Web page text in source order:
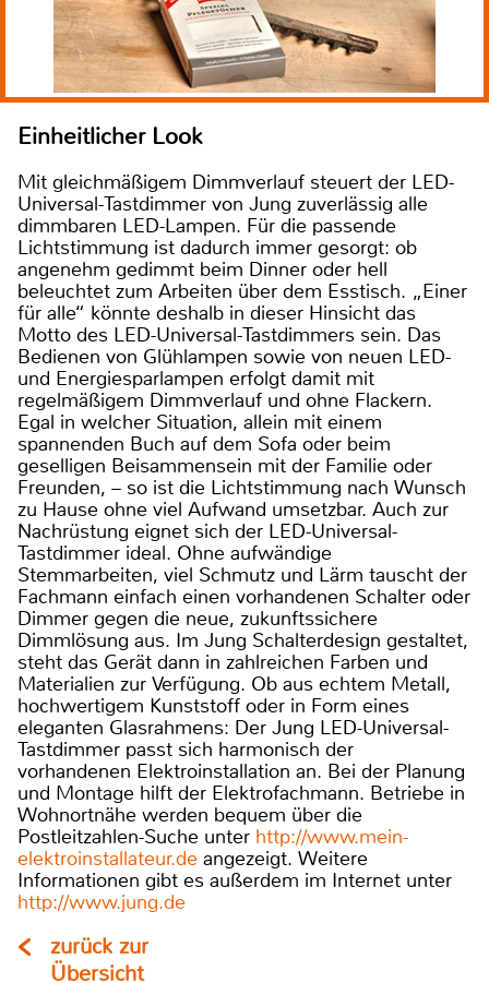
Einheitlicher Look
Mit gleichmäßigem Dimmverlauf steuert der LED-
Universal-Tastdimmer von Jung zuverlässig alle
dimmbaren LED-Lampen. Für die passende
Lichtstimmung ist dadurch immer gesorgt: ob
angenehm gedimmt beim Dinner oder hell
beleuchtet zum Arbeiten über dem Esstisch. „Einer
für alle“ könnte deshalb in dieser Hinsicht das
Motto des LED-Universal-Tastdimmers sein. Das
Bedienen von Glühlampen sowie von neuen LED-
und Energiesparlampen erfolgt damit mit
regelmäßigem Dimmverlauf und ohne Flackern.
Egal in welcher Situation, allein mit einem
spannenden Buch auf dem Sofa oder beim
geselligen Beisammensein mit der Familie oder
Freunden, – so ist die Lichtstimmung nach Wunsch
zu Hause ohne viel Aufwand umsetzbar. Auch zur
Nachrüstung eignet sich der LED-Universal-
Tastdimmer ideal. Ohne aufwändige
Stemmarbeiten, viel Schmutz und Lärm tauscht der
Fachmann einfach einen vorhandenen Schalter oder
Dimmer gegen die neue, zukunftssichere
Dimmlösung aus. Im Jung Schalterdesign gestaltet,
steht das Gerät dann in zahlreichen Farben und
Materialien zur Verfügung. Ob aus echtem Metall,
hochwertigem Kunststoff oder in Form eines
eleganten Glasrahmens: Der Jung LED-Universal-
Tastdimmer passt sich harmonisch der
vorhandenen Elektroinstallation an. Bei der Planung
und Montage hilft der Elektrofachmann. Betriebe in
Wohnortnähe werden bequem über die
Postleitzahlen-Suche unter http://www.mein-
elektroinstallateur.de angezeigt. Weitere
Informationen gibt es außerdem im Internet unter
http://www.jung.de
zurück zur
Übersicht